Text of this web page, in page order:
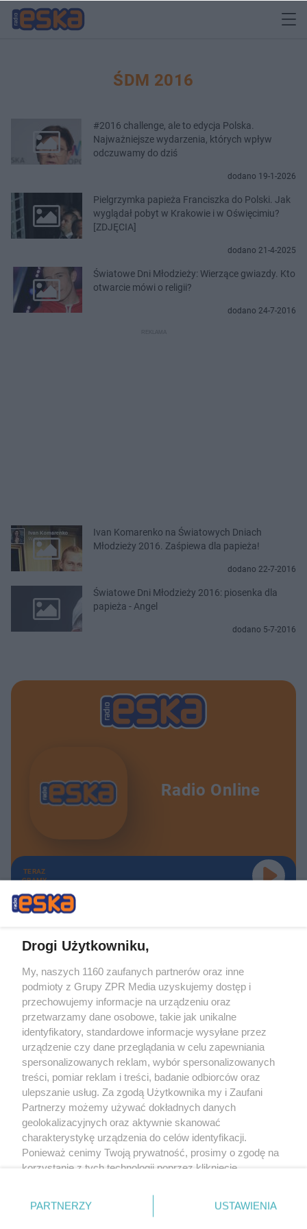
ŚDM 2016
#2016 challenge, ale to edycja Polska.
Najważniejsze wydarzenia, których wpływ
odczuwamy do dziś
dodano 19-1-2026
Pielgrzymka papieża Franciszka do Polski. Jak
wyglądał pobyt w Krakowie i w Oświęcimiu?
[ZDJĘCIA]
dodano 21-4-2025
Światowe Dni Młodzieży: Wierzące gwiazdy. Kto
otwarcie mówi o religii?
dodano 24-7-2016
Ivan Komarenko na Światowych Dniach
Młodzieży 2016. Zaśpiewa dla papieża!
dodano 22-7-2016
Światowe Dni Młodzieży 2016: piosenka dla
papieża - Angel
dodano 5-7-2016
Radio Online
TERAZ
GRAMY
Żaden utwór zamieszczony w serwisie nie może być powielany i
rozpowszechniany lub dalej rozpowszechniany w jakikolwiek sposób (w
tym także elektroniczny lub mechaniczny) na jakimkolwiek polu
eksploatacji w jakiejkolwiek formie, włącznie z umieszczaniem w Internecie
bez pisemnej zgody właściciela praw. Jakiekolwiek użycie lub
wykorzystanie utworów w całości lub w części z naruszeniem prawa, tzn.
bez właściwej zgody, jest zabronione pod groźbą kary i może być ścigane
prawnie.
O nas
Drogi Użytkowniku,
My, naszych 1160 zaufanych partnerów oraz inne
podmioty z Grupy ZPR Media uzyskujemy dostęp i
przechowujemy informacje na urządzeniu oraz
przetwarzamy dane osobowe, takie jak unikalne
identyfikatory, standardowe informacje wysyłane przez
urządzenie czy dane przeglądania w celu zapewniania
spersonalizowanych reklam, wybór spersonalizowanych
treści, pomiar reklam i treści, badanie odbiorców oraz
ulepszanie usług. Za zgodą Użytkownika my i Zaufani
Partnerzy możemy używać dokładnych danych
geolokalizacyjnych oraz aktywnie skanować
charakterystykę urządzenia do celów identyfikacji.
Ponieważ cenimy Twoją prywatność, prosimy o zgodę na
korzystanie z tych technologii poprzez kliknięcie
zmienić/wycofać klikając przycisk ustawień prywatności
znajdujący się w lewym dolnym rogu strony
PARTNERZY USTAWIENIA